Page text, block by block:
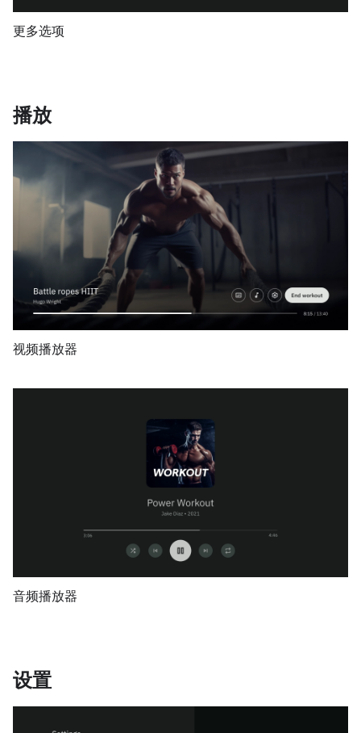
更多选项
播放
视频播放器
音频播放器
设置